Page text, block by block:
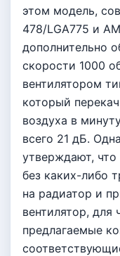
этом модель,
478/LGA775 и
дополнительно
скорости 1000
вентилятором
который
воздуха в
всего 21 дБ.
утверждают, что
без каких-либо
на радиатор и
вентилятор, для
предлагаемые